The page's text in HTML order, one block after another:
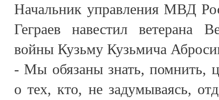
Начальник управления МВД
Геграев навестил ветерана
войны Кузьму Кузьмича
- Мы обязаны знать, помнить,
о тех, кто, не задумываясь,